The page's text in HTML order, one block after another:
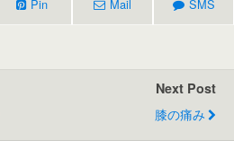
Pin Mail SMS
Next Post
膝の痛み